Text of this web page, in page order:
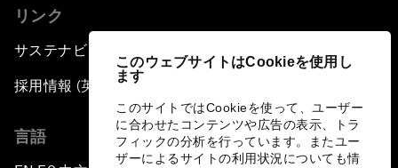
このウェブサイトはCookieを使用し
ます
このサイトではCookieを使って、ユーザー
に合わせたコンテンツや広告の表示、トラ
フィックの分析を行っています。またユー
ザーによるサイトの利用状況についても情
リンク
サステナビリティへの取り組み
採用情報 (英語のみ)
言語